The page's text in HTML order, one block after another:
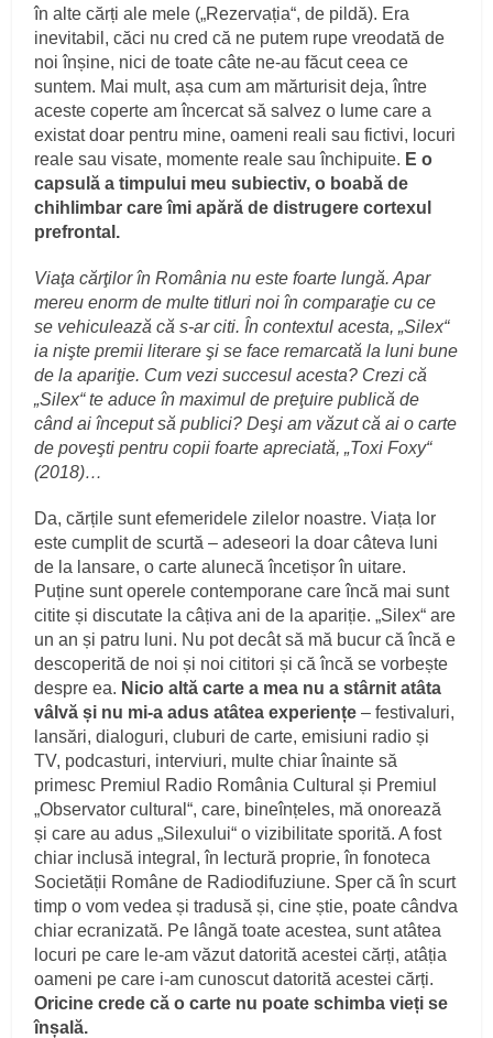
în alte cărți ale mele („Rezervația“, de pildă). Era
inevitabil, căci nu cred că ne putem rupe vreodată de
noi înșine, nici de toate câte ne-au făcut ceea ce
suntem. Mai mult, așa cum am mărturisit deja, între
aceste coperte am încercat să salvez o lume care a
existat doar pentru mine, oameni reali sau fictivi, locuri
reale sau visate, momente reale sau închipuite. E o
capsulă a timpului meu subiectiv, o boabă de
chihlimbar care îmi apără de distrugere cortexul
prefrontal.
Viaţa cărţilor în România nu este foarte lungă. Apar
mereu enorm de multe titluri noi în comparaţie cu ce
se vehiculează că s-ar citi. În contextul acesta, „Silex“
ia nişte premii literare şi se face remarcată la luni bune
de la apariţie. Cum vezi succesul acesta? Crezi că
„Silex“ te aduce în maximul de preţuire publică de
când ai început să publici? Deşi am văzut că ai o carte
de poveşti pentru copii foarte apreciată, „Toxi Foxy“
(2018)…
Da, cărțile sunt efemeridele zilelor noastre. Viața lor
este cumplit de scurtă – adeseori la doar câteva luni
de la lansare, o carte alunecă încetișor în uitare.
Puține sunt operele contemporane care încă mai sunt
citite și discutate la câțiva ani de la apariție. „Silex“ are
un an și patru luni. Nu pot decât să mă bucur că încă e
descoperită de noi și noi cititori și că încă se vorbește
despre ea. Nicio altă carte a mea nu a stârnit atâta
vâlvă și nu mi-a adus atâtea experiențe – festivaluri,
lansări, dialoguri, cluburi de carte, emisiuni radio și
TV, podcasturi, interviuri, multe chiar înainte să
primesc Premiul Radio România Cultural și Premiul
„Observator cultural“, care, bineînțeles, mă onorează
și care au adus „Silexului“ o vizibilitate sporită. A fost
chiar inclusă integral, în lectură proprie, în fonoteca
Societății Române de Radiodifuziune. Sper că în scurt
timp o vom vedea și tradusă și, cine știe, poate cândva
chiar ecranizată. Pe lângă toate acestea, sunt atâtea
locuri pe care le-am văzut datorită acestei cărți, atâția
oameni pe care i-am cunoscut datorită acestei cărți.
Oricine crede că o carte nu poate schimba vieți se
înșală.